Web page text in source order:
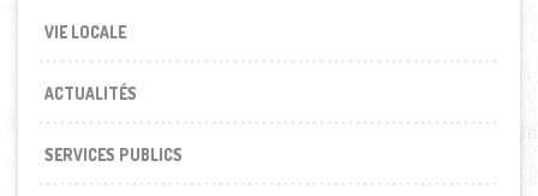
VIE LOCALE
ACTUALITÉS
SERVICES PUBLICS